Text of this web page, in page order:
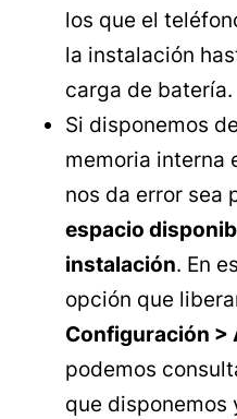
los que el
la instalación
carga de batería.
Si disponemos
memoria interna
nos da error sea
espacio
instalación. En
opción que
Configuración >
podemos
que disponemos